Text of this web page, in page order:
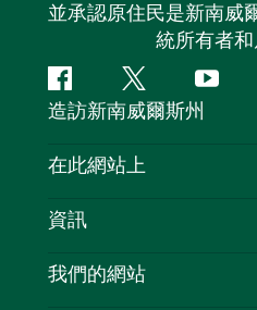
並承認原住民是新南威
統所有者和
Facebook嘰
嘰
喳
造訪新南威爾斯州
聯絡我們
隱私
Cookie 通知
在此網站上
目的地
新南威爾斯州公路旅行
資訊
旅行資訊
我們的網站